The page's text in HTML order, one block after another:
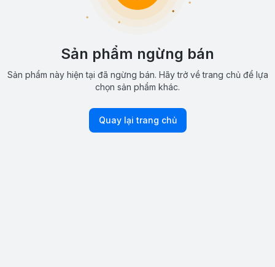
Sản phẩm ngừng bán
Sản phẩm này hiện tại đã ngừng bán. Hãy trở về trang chủ để lựa
chọn sản phẩm khác.
Quay lại trang chủ